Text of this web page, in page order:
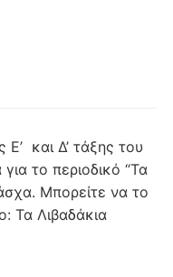
Ε’ και Δ’ τάξης του
το περιοδικό “Τα
Μπορείτε να το
Τα Λιβαδάκια